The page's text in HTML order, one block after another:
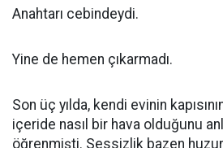
Anahtarı cebindeydi.
Yine de hemen çıkarmadı.
Son üç yılda, kendi evinin
içeride nasıl bir hava olduğunu
öğrenmişti. Sessizlik bazen